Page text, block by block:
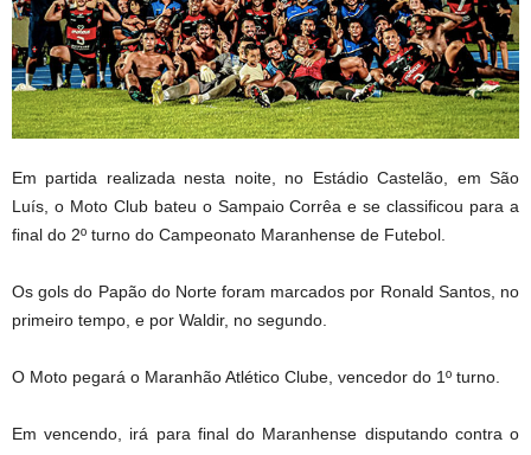
Em partida realizada nesta noite, no Estádio Castelão, em São
Luís, o Moto Club bateu o Sampaio Corrêa e se classificou para a
final do 2º turno do Campeonato Maranhense de Futebol.
Os gols do Papão do Norte foram marcados por Ronald Santos, no
primeiro tempo, e por Waldir, no segundo.
O Moto pegará o Maranhão Atlético Clube, vencedor do 1º turno.
Em vencendo, irá para final do Maranhense disputando contra o